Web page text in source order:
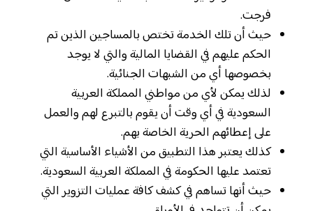
فرجت.
حيث أن تلك الخدمة تختص بالمساجين الذين تم
الحكم عليهم في القضايا المالية والتي لا يوجد
بخصوصها أي من الشبهات الجنائية.
لذلك يمكن لأي من مواطني المملكة العربية
السعودية في أي وقت أن يقوم بالتبرع لهم والعمل
على إعطائهم الحرية الخاصة بهم.
كذلك يعتبر هذا التطبيق من الأشياء الأساسية التي
تعتمد عليها الحكومة في المملكة العربية السعودية.
حيث أنها تساهم في كشف كافة عمليات التزوير التي